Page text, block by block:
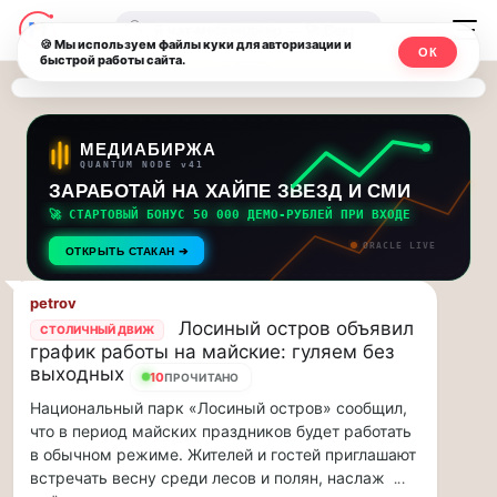
Последние
новости
и
обновления
потока:
Друзья,
приглашаем
на
музыкальную
прогулку
по
Москве
Чайковского!…
Друзья,
приглашаем
на
музыкальную
Москвичи.net
—
Главный
столичный
чат-
мессенджер,
новости
и
инсайды
Москвы
🔍
МЕДИАБИРЖА
QUANTUM NODE v41
ЗАРАБОТАЙ НА ХАЙПЕ ЗВЕЗД И СМИ
🚀 СТАРТОВЫЙ БОНУС 50 000 ДЕМО-РУБЛЕЙ ПРИ ВХОДЕ
ОТКРЫТЬ СТАКАН ➔ ORACLE LIVE
petrov
СТОЛИЧНЫЙ ДВИЖ
Лосиный остров объявил
график работы на майские: гуляем без
выходных
10ПРОЧИТАНО
Национальный парк «Лосиный остров» сообщил,
что в период майских праздников будет работать
в обычном режиме. Жителей и гостей приглашают
встречать весну среди лесов и полян, наслаж
...
🍪 Мы используем файлы куки для авторизации и
быстрой работы сайта.
ОК